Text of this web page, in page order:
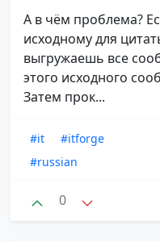
А в чём проблема?
исходному для
выгружаешь все
этого исходного
Затем прок...
#it
#itforge
#russian
0